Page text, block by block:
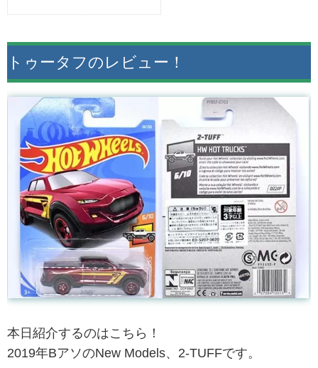
トゥータフのレビュー！
本日紹介するのはこちら！
2019年BアソのNew Models、2-TUFFです。